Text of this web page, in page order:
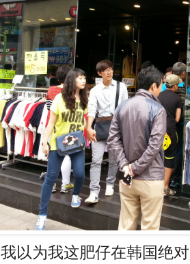
我以为我这肥仔在韩国绝